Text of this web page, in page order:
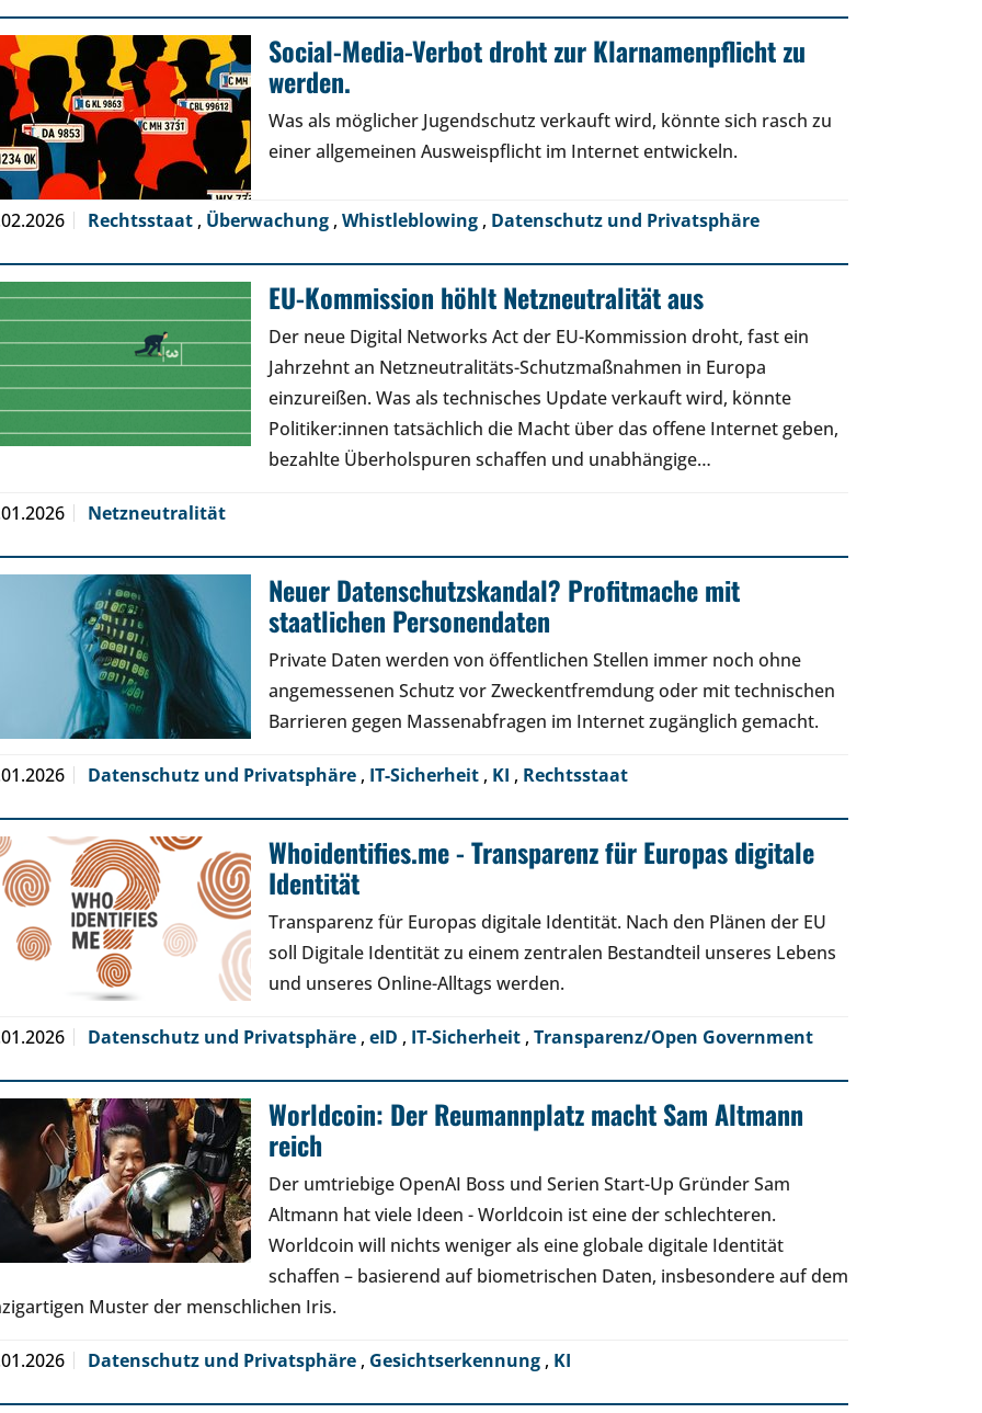
Social-Media-Verbot droht zur Klarnamenpflicht zu
werden.
Was als möglicher Jugendschutz verkauft wird, könnte sich rasch zu
einer allgemeinen Ausweispflicht im Internet entwickeln.
Rechtsstaat , Überwachung , Whistleblowing , Datenschutz und Privatsphäre
EU-Kommission höhlt Netzneutralität aus
Der neue Digital Networks Act der EU-Kommission droht, fast ein
Jahrzehnt an Netzneutralitäts-Schutzmaßnahmen in Europa
einzureißen. Was als technisches Update verkauft wird, könnte
Politiker:innen tatsächlich die Macht über das offene Internet geben,
bezahlte Überholspuren schaffen und unabhängige…
Netzneutralität
Neuer Datenschutzskandal? Profitmache mit
staatlichen Personendaten
Private Daten werden von öffentlichen Stellen immer noch ohne
angemessenen Schutz vor Zweckentfremdung oder mit technischen
Barrieren gegen Massenabfragen im Internet zugänglich gemacht.
Datenschutz und Privatsphäre , IT-Sicherheit , KI , Rechtsstaat
Whoidentifies.me - Transparenz für Europas digitale
Identität
Transparenz für Europas digitale Identität. Nach den Plänen der EU
soll Digitale Identität zu einem zentralen Bestandteil unseres Lebens
und unseres Online-Alltags werden.
Datenschutz und Privatsphäre , eID , IT-Sicherheit , Transparenz/Open Government
Worldcoin: Der Reumannplatz macht Sam Altmann
reich
Der umtriebige OpenAI Boss und Serien Start-Up Gründer Sam
Altmann hat viele Ideen - Worldcoin ist eine der schlechteren.
Worldcoin will nichts weniger als eine globale digitale Identität
schaffen – basierend auf biometrischen Daten, insbesondere auf dem
Muster der menschlichen Iris.
Datenschutz und Privatsphäre , Gesichtserkennung , KI